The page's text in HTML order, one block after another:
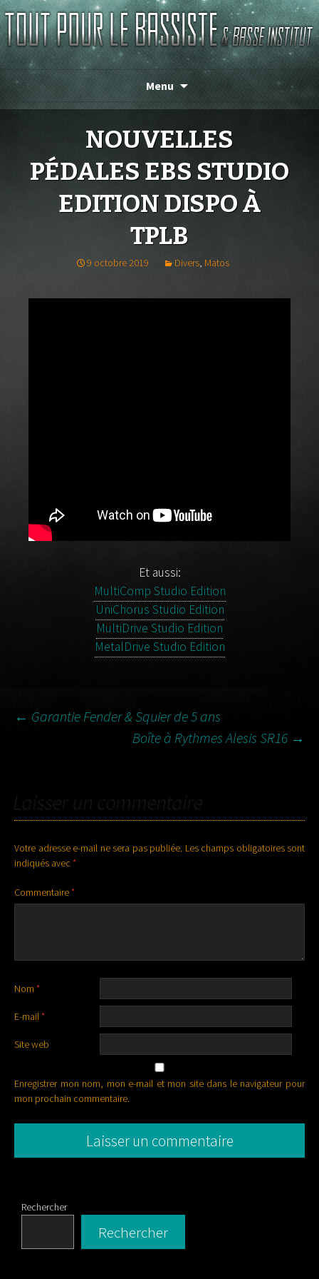
TOUT POUR LE BASSISTE
Menu
NOUVELLES
PÉDALES EBS STUDIO
EDITION DISPO À
TPLB
9 octobre 2019 Divers, Matos
Et aussi:
MultiComp Studio Edition
UniChorus Studio Edition
MultiDrive Studio Edition
MetalDrive Studio Edition
NAVIGATION
ARTICLES
← Garantie Fender & Squier de 5 ans
Boîte à Rythmes Alesis SR16 →
Laisser un commentaire
Votre adresse e-mail ne sera pas publiée. Les champs obligatoires sont
indiqués avec*
Commentaire*
Nom *
E-mail*
Site web
Enregistrer mon nom, mon e-mail et mon site dans le navigateur pour
mon prochain commentaire.
Rechercher
Rechercher